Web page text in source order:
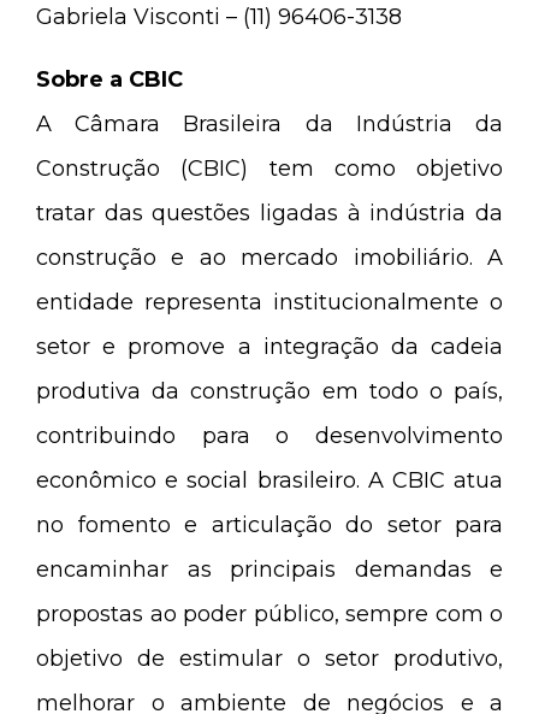
Gabriela Visconti – (11) 96406-3138
Sobre a CBIC
A Câmara Brasileira da Indústria da
Construção (CBIC) tem como objetivo
tratar das questões ligadas à indústria da
construção e ao mercado imobiliário. A
entidade representa institucionalmente o
setor e promove a integração da cadeia
produtiva da construção em todo o país,
contribuindo para o desenvolvimento
econômico e social brasileiro. A CBIC atua
no fomento e articulação do setor para
encaminhar as principais demandas e
propostas ao poder público, sempre com o
objetivo de estimular o setor produtivo,
melhorar o ambiente de negócios e a